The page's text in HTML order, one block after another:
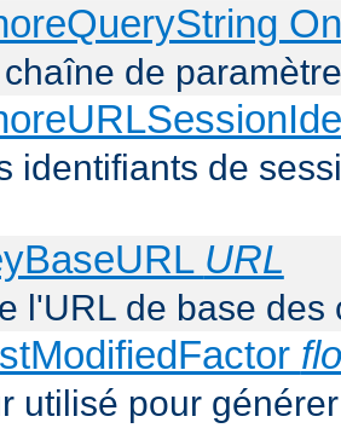
de
identifiants de
URL
l'URL de base
utilisé pour